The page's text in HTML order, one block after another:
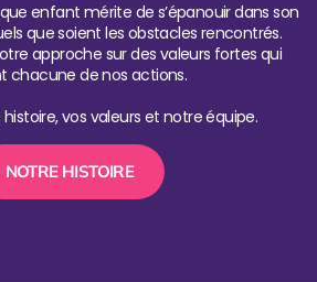
enfant mérite de s’épanouir dans son
que soient les obstacles rencontrés.
approche sur des valeurs fortes qui
chacune de nos actions.
vos valeurs et notre équipe.
NOTRE HISTOIRE